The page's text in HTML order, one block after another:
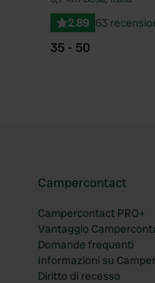
2.89 63
35 - 50
Campercontact
Campercontact PRO+
Vantaggio
Domande frequenti
Informazioni su
Diritto di recesso